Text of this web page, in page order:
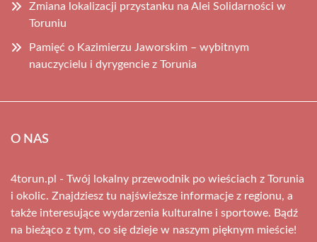
Zmiana lokalizacji przystanku na Alei Solidarności w
Toruniu
Pamięć o Kazimierzu Jaworskim – wybitnym
nauczycielu i dyrygencie z Torunia
O NAS
4torun.pl - Twój lokalny przewodnik po wieściach z Torunia
i okolic. Znajdziesz tu najświeższe informacje z regionu, a
także interesujące wydarzenia kulturalne i sportowe. Bądź
na bieżąco z tym, co się dzieje w naszym pięknym mieście!